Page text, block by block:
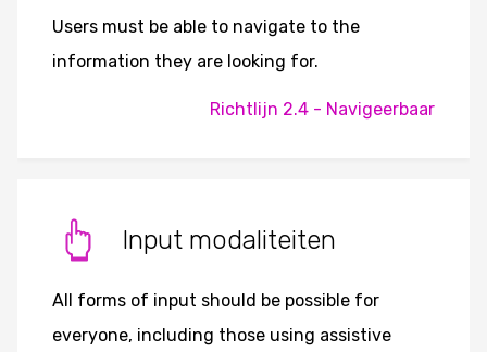
Users must be able to navigate to the
information they are looking for.
Richtlijn 2.4 - Navigeerbaar
Input modaliteiten
All forms of input should be possible for
everyone, including those using assistive